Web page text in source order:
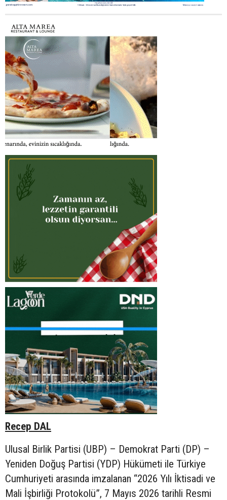
Recep DAL
Ulusal Birlik Partisi (UBP) – Demokrat Parti (DP) –
Yeniden Doğuş Partisi (YDP) Hükümeti ile Türkiye
Cumhuriyeti arasında imzalanan “2026 Yılı İktisadi ve
Mali İşbirliği Protokolü”, 7 Mayıs 2026 tarihli Resmi